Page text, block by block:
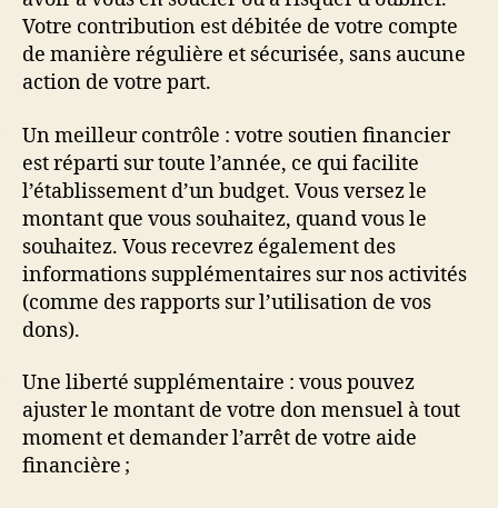
Votre contribution est débitée de votre compte
de manière régulière et sécurisée, sans aucune
action de votre part.
Un meilleur contrôle : votre soutien financier
est réparti sur toute l’année, ce qui facilite
l’établissement d’un budget. Vous versez le
montant que vous souhaitez, quand vous le
souhaitez. Vous recevrez également des
informations supplémentaires sur nos activités
(comme des rapports sur l’utilisation de vos
dons).
Une liberté supplémentaire : vous pouvez
ajuster le montant de votre don mensuel à tout
moment et demander l’arrêt de votre aide
financière ;